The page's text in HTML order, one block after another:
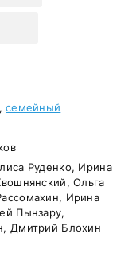
,семейный
Руденко, Ирина
Ольга
Ирина
Пынзару,
Дмитрий Блохин